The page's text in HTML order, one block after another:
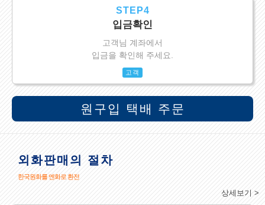
STEP4
입금확인
고객님 계좌에서
입금을 확인해 주세요.
고객
원구입 택배 주문
외화판매의 절차
한국원화를 엔화로 환전
상세보기 >